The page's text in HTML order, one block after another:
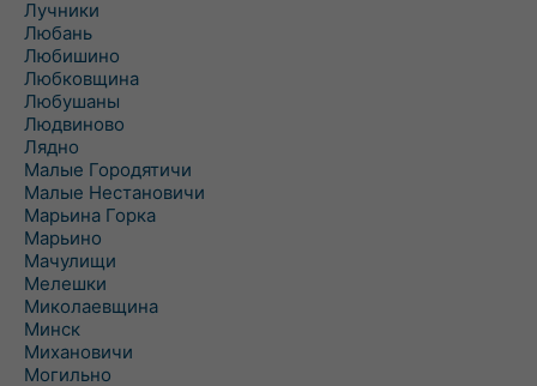
Лучники
Любань
Любишино
Любковщина
Любушаны
Людвиново
Лядно
Малые Городятичи
Малые Нестановичи
Марьина Горка
Марьино
Мачулищи
Мелешки
Миколаевщина
Минск
Михановичи
Могильно